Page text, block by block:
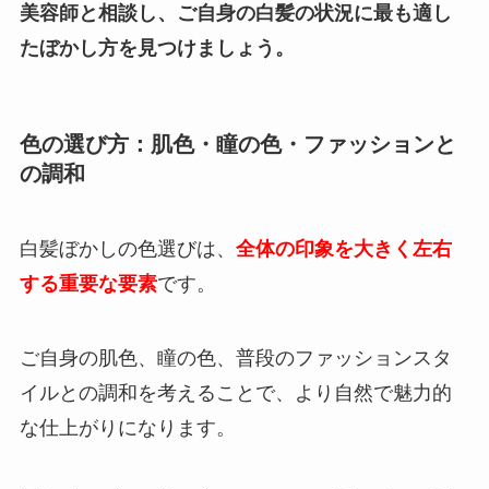
美容師と相談し、ご自身の白髪の状況に最も適し
たぼかし方を見つけましょう。
色の選び方：肌色・瞳の色・ファッションと
の調和
白髪ぼかしの色選びは、 全体の印象を大きく左右
する重要な要素です。
ご自身の肌色、瞳の色、普段のファッションスタ
イルとの調和を考えることで、より自然で魅力的
な仕上がりになります。